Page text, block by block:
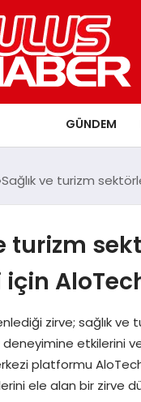
GÜNDEM
Sağlık ve turizm
turizm
zirve; sağlık
etkilerini
platformu
ele alan bir zirve